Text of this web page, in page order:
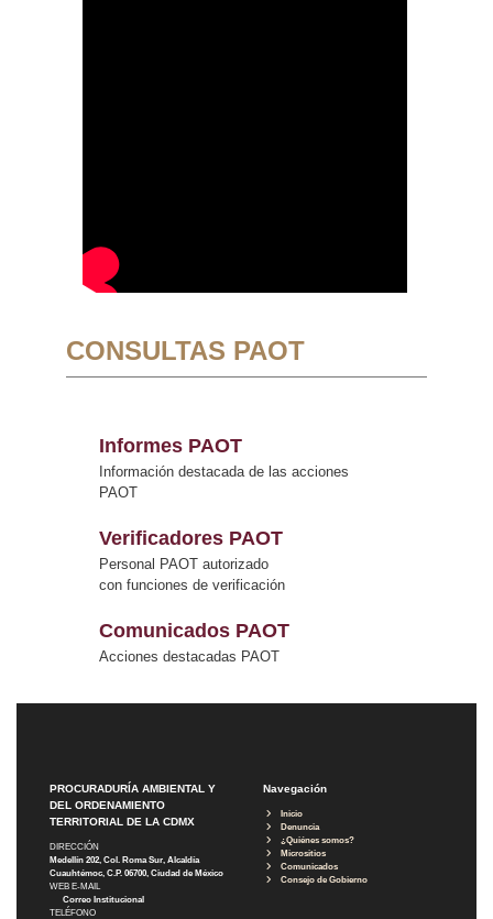
CONSULTAS PAOT
Informes PAOT
Información destacada de las acciones
PAOT
Verificadores PAOT
Personal PAOT autorizado
con funciones de verificación
Comunicados PAOT
Acciones destacadas PAOT
PROCURADURÍA AMBIENTAL Y
DEL ORDENAMIENTO
TERRITORIAL DE LA CDMX
DIRECCIÓN
Medellín 202, Col. Roma Sur, Alcaldía
Cuauhtémoc, C.P. 06700, Ciudad de México
WEB E-MAIL
Correo Institucional
TELÉFONO
Navegación
Inicio
Denuncia
¿Quiénes somos?
Micrositios
Comunicados
Consejo de Gobierno